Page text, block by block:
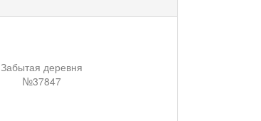
Забытая деревня
№37847